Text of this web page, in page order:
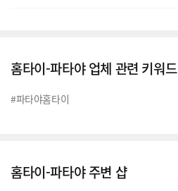
홈타이-파타야 업체 관련 키워드
#파타야홈타이
홈타이-파타야 주변 샵